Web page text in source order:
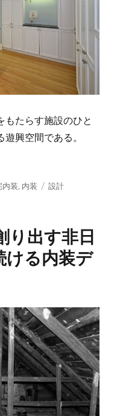
もたらす施設のひと
興空間である。
デザインと高揚感を生
内装, 内装
タ
設計
り出す非日
ける内装デ